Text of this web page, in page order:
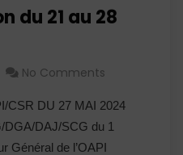
du 21 au 28
No Comments
CSR DU 27 MAI 2024
DGA/DAJ/SCG du 1
Général de l’OAPI